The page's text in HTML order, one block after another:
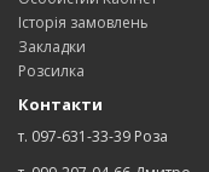
Історія замовлень
Закладки
Розсилка
Контакти
т. 097-631-33-39 Роза